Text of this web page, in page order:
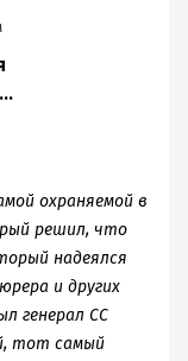
охраняемой в
решил, что
надеялся
и других
генерал СС
тот самый